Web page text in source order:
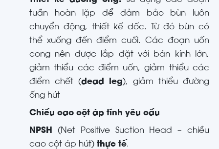
tuần hoàn lặp để đảm bảo bùn luôn
chuyển động, thiết kế dốc. Từ đó bùn có
thể xuống đến điểm cuối. Các đoạn uốn
cong nên được lắp đặt với bán kính lớn,
giảm thiểu các điểm uốn, giảm thiểu các
điểm chết (dead leg), giảm thiểu đường
ống hút
Chiều cao cột áp tĩnh yêu cầu
NPSH (Net Positive Suction Head – chiều
cao cột áp hút) thực tế.